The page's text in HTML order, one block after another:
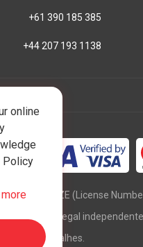
online
Policy
+61 390 185 385
+44 207 193 1138
One IBC FZE (License
de entidade legal
mais detalhes.